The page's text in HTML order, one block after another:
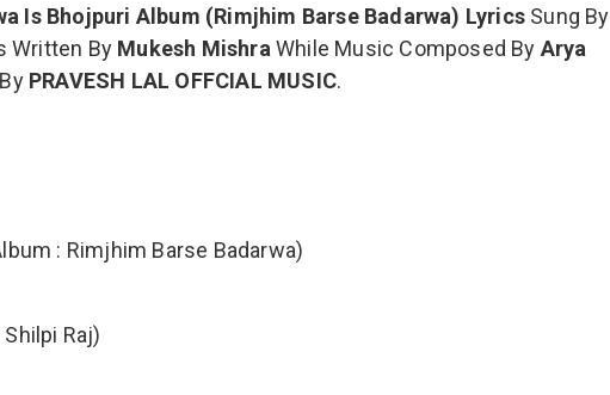
Is Bhojpuri Album (Rimjhim Barse Badarwa) Lyrics Sung By
Written By Mukesh MishraWhile Music Composed By Arya
PRAVESH LAL OFFCIAL MUSIC.
: Rimjhim Barse Badarwa)
Shilpi Raj)